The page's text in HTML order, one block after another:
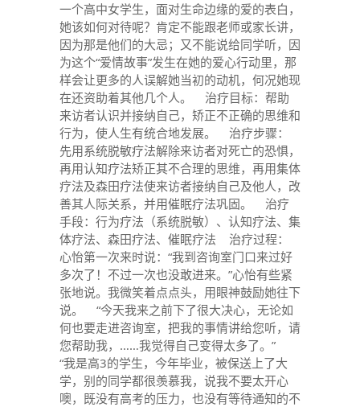
一个高中女学生，面对生命边缘的爱的表白，
她该如何对待呢？肯定不能跟老师或家长讲，
因为那是他们的大忌；又不能说给同学听，因
为这个“爱情故事”发生在她的爱心行动里，那
样会让更多的人误解她当初的动机，何况她现
在还资助着其他几个人。 治疗目标：帮助
来访者认识并接纳自己，矫正不正确的思维和
行为，使人生有统合地发展。 治疗步骤：
先用系统脱敏疗法解除来访者对死亡的恐惧，
再用认知疗法矫正其不合理的思维，再用集体
疗法及森田疗法使来访者接纳自己及他人，改
善其人际关系，并用催眠疗法巩固。 治疗
手段：行为疗法（系统脱敏）、认知疗法、集
体疗法、森田疗法、催眠疗法 治疗过程：
心怡第一次来时说：“我到咨询室门口来过好
多次了！不过一次也没敢进来。”心怡有些紧
张地说。我微笑着点点头，用眼神鼓励她往下
说。 “今天我来之前下了很大决心，无论如
何也要走进咨询室，把我的事情讲给您听，请
您帮助我，……我觉得自己变得太多了。”
“我是高3的学生，今年毕业，被保送上了大
学，别的同学都很羡慕我，说我不要太开心
噢，既没有高考的压力，也没有等待通知的不